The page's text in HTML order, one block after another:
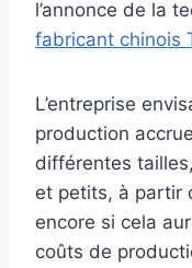
l’annonce de la
fabricant chinois
L’entreprise
production
différentes
et petits, à partir
encore si cela
coûts de